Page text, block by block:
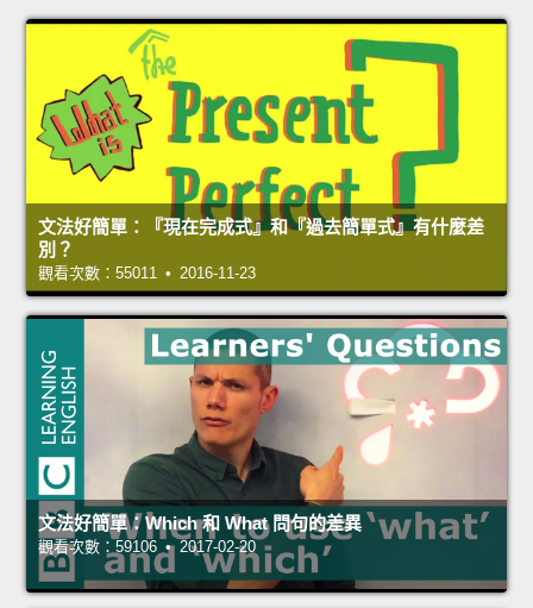
文法好簡單：『現在完成式』和『過去簡單式』有什麼差
別？
觀看次數：55011 • 2016-11-23
文法好簡單：Which 和 What 問句的差異
觀看次數：59106 • 2017-02-20